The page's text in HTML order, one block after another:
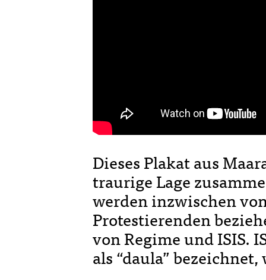
Dieses Plakat aus
traurige Lage
werden inzwischen
Protestierenden
von Regime und ISIS.
als “daula”